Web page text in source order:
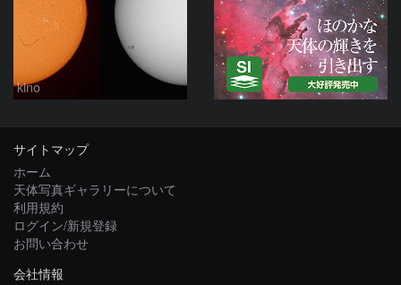
kino
サイトマップ
ホーム
天体写真ギャラリーについて
利用規約
ログイン/新規登録
お問い合わせ
会社情報